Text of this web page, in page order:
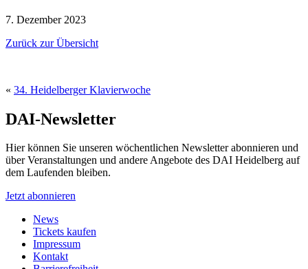
7. Dezember 2023
Zurück zur Übersicht
« 34. Heidelberger Klavierwoche
DAI-Newsletter
Hier können Sie unseren wöchentlichen Newsletter abonnieren und
über Veranstaltungen und andere Angebote des DAI Heidelberg auf
dem Laufenden bleiben.
Jetzt abonnieren
News
Tickets kaufen
Impressum
Kontakt